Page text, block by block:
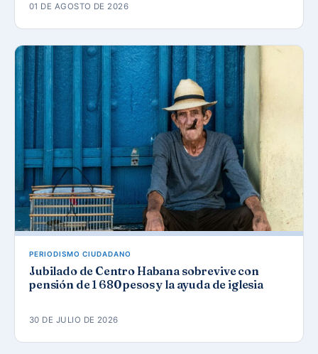
01 DE AGOSTO DE 2026
PERIODISMO CIUDADANO
Jubilado de Centro Habana sobrevive con
pensión de 1 680 pesos y la ayuda de iglesia
30 DE JULIO DE 2026